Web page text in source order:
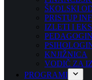
ŠKOLSKI
PRISTUP
IZLETI I
KNJIŽNICA
VODIČ ZA
PROGRAMI